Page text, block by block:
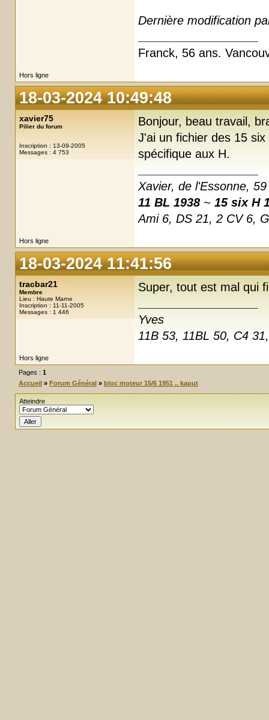
Dernière modification
Franck, 56 ans.
Hors ligne
18-03-2024 10:49:48
xavier75
Pilier du forum
Inscription : 13-09-2005
Messages : 4 753
Bonjour, beau travail,
J'ai un fichier des 15
spécifique aux H.
Xavier, de l'Essonne,
11 BL 1938 ~ 15 six H
Ami 6, DS 21, 2 CV 6,
Hors ligne
18-03-2024 11:41:56
tracbar21
Membre
Lieu : Haute Marne
Inscription : 11-11-2005
Messages : 1 446
Super, tout est mal qui
Yves
11B 53, 11BL 50, C4
Hors ligne
Pages : 1
Accueil » Forum Général » bloc moteur 15/6 1951 .. kaput
Atteindre